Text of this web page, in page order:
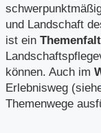
und Landschaft
ist ein
können. Auch im
Erlebnisweg
Themenwege